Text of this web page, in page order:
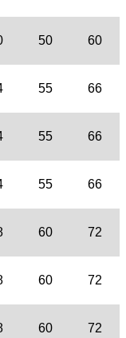
50 60
55 66
55 66
55 66
60 72
60 72
60 72